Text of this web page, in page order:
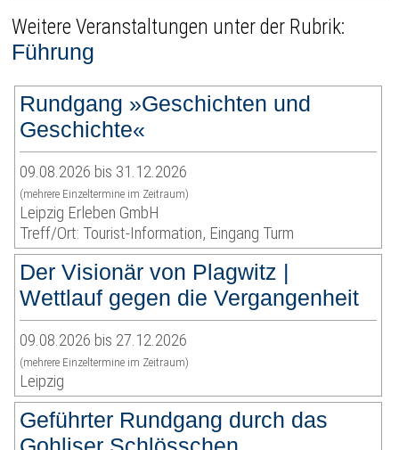
Weitere Veranstaltungen unter der Rubrik:
Führung
Rundgang »Geschichten und
Geschichte«
09.08.2026 bis 31.12.2026
(mehrere Einzeltermine im Zeitraum)
Leipzig Erleben GmbH
Treff/Ort: Tourist-Information, Eingang Turm
Der Visionär von Plagwitz |
Wettlauf gegen die Vergangenheit
09.08.2026 bis 27.12.2026
(mehrere Einzeltermine im Zeitraum)
Leipzig
Geführter Rundgang durch das